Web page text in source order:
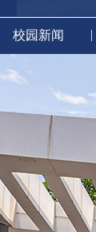
校园新闻 |